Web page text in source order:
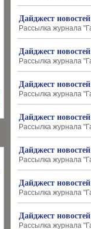
Дайджест
Рассылка журнала
Дайджест
Рассылка журнала
Дайджест
Рассылка журнала
Дайджест
Рассылка журнала
Дайджест
Рассылка журнала
Дайджест
Рассылка журнала
Дайджест
Рассылка журнала